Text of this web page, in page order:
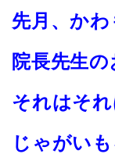
先月、か
院長先生の
それはそ
じゃがい